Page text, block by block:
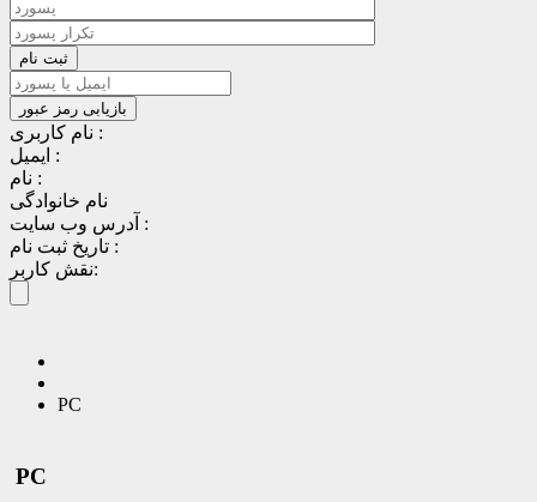
نام کاربری :
ایمیل :
نام :
نام خانوادگی
آدرس وب سایت :
تاریخ ثبت نام :
نقش کاربر:
PC
PC